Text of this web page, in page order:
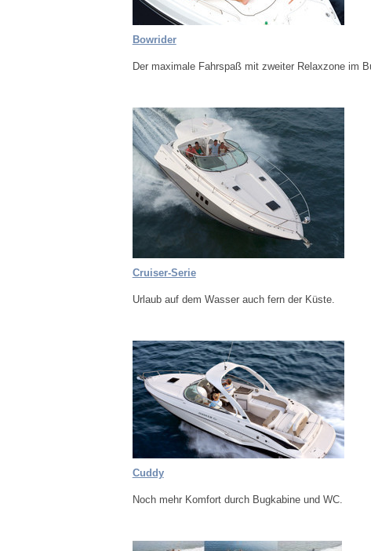
Bowrider
Der maximale Fahrspaß mit zweiter Relaxzone im
Cruiser-Serie
Urlaub auf dem Wasser auch fern der Küste.
Cuddy
Noch mehr Komfort durch Bugkabine und WC.